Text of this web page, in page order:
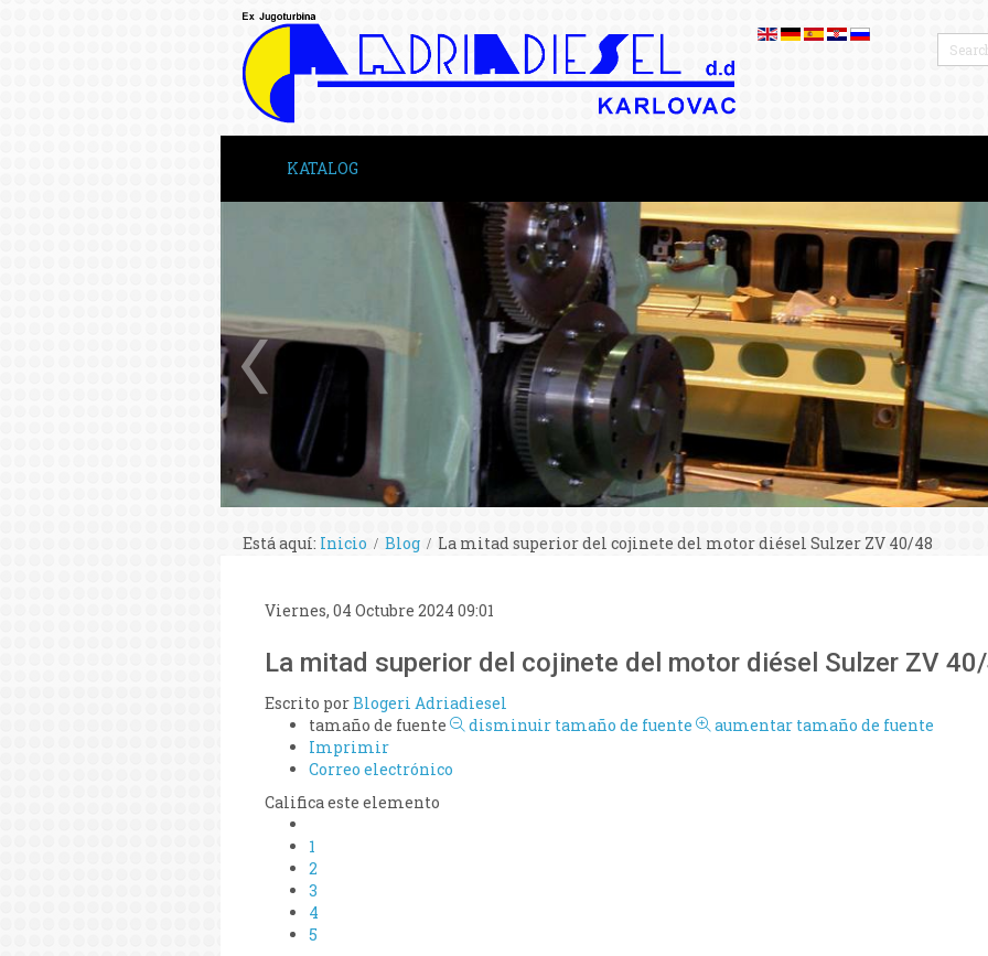
KATALOG
SOBRE NOSOTROS BLOG
Está aquí: Inicio Blog La mitad superior del cojinete del motor diésel Sulzer ZV 40/48
Viernes, 04 Octubre 2024 09:01
La mitad superior del cojinete del motor diésel Sulzer ZV
Escrito porBlogeri Adriadiesel
tamaño de fuente
disminuir tamaño de fuente
aumentar tamaño de fuente
Imprimir
Correo electrónico
Califica este elemento
1
2
3
4
5